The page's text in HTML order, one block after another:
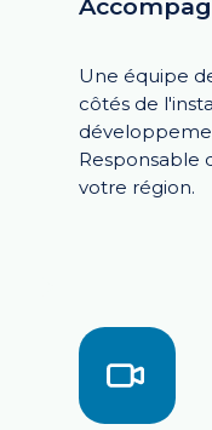
Une équipe
côtés de
Responsable
votre région.